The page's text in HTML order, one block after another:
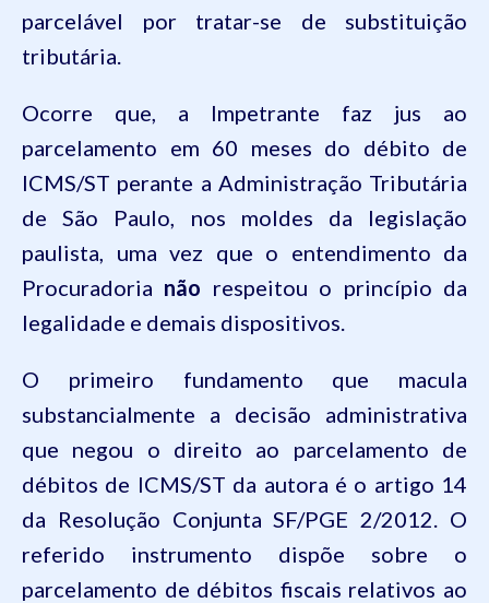
parcelável por tratar-se de substituição
tributária.
Ocorre que, a Impetrante faz jus ao
parcelamento em 60 meses do débito de
ICMS/ST perante a Administração Tributária
de São Paulo, nos moldes da legislação
paulista, uma vez que o entendimento da
Procuradoria não respeitou o princípio da
legalidade e demais dispositivos.
O primeiro fundamento que macula
substancialmente a decisão administrativa
que negou o direito ao parcelamento de
débitos de ICMS/ST da autora é o artigo 14
da Resolução Conjunta SF/PGE 2/2012. O
referido instrumento dispõe sobre o
parcelamento de débitos fiscais relativos ao